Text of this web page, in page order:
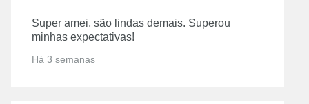
Super amei, são lindas demais. Superou
minhas expectativas!
Há 3 semanas